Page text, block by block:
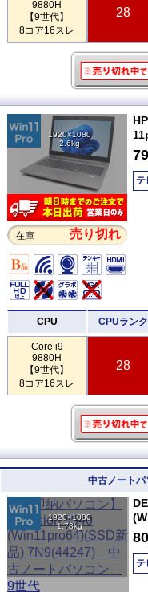
9880H
【9世代】
8コア16スレ
28
1920×1080
2.6kg
在庫 売り切れ
テ
CPU CPUランク
Core i9
9880H
【9世代】
8コア16スレ
28
中古ノート
1920×1080
1.78kg
テ